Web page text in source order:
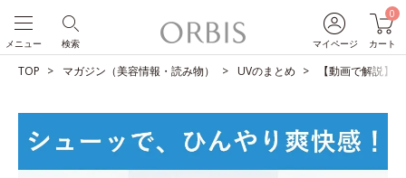
マイページ
0
カート
検索
メニュー
TOP マガジン（美容情報・読み物） UVのまとめ 【動画で解説】